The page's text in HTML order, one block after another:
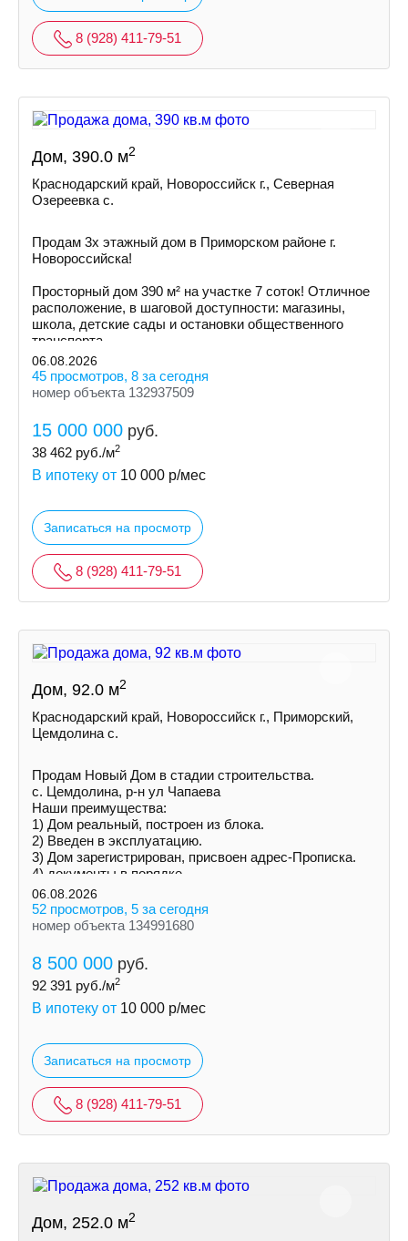
8 (928) 411-79-51
Дом, 390.0 м2
Краснодарский край, Новороссийск г., Северная
Озереевка с.
Продам 3х этажный дом в Приморском районе г.
Новоросcийскa!
Просторный дом 390 м² на участке 7 соток! Отличное
расположение, в шаговой доступности: магазины,
школа, детские сады и остановки общественного
транспорта.
06.08.2026
45 просмотров, 8 за сегодня
номер объекта 132937509
15 000 000 руб.
38 462 руб./м2
В ипотеку от 10 000 р/мес
Записаться на просмотр
8 (928) 411-79-51
Дом, 92.0 м2
Краснодарский край, Новороссийск г., Приморский,
Цемдолина с.
Продам Новый Дом в стадии строительства.
с. Цемдолина, р-н ул Чапаева
Наши преимущества:
1) Дoм peальный, построен из блока.
2) Введен в эксплуатацию.
3) Дoм зарегистрирован, присвоен адрес-Прописка.
4) документы в порядке.
5) Ceмeйнaя ипотека!
06.08.2026
52 просмотров, 5 за сегодня
номер объекта 134991680
8 500 000 руб.
92 391 руб./м2
В ипотеку от 10 000 р/мес
Записаться на просмотр
8 (928) 411-79-51
Дом, 252.0 м2